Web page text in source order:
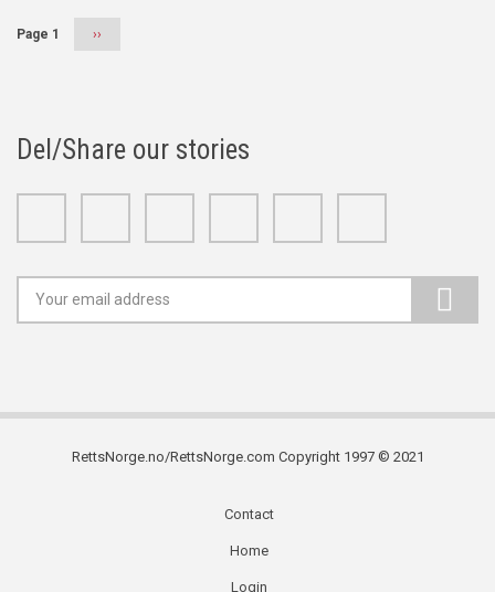
Page 1
Next
››
Del/Share our stories
RettsNorge.no/RettsNorge.com Copyright 1997 © 2021
Contact
Home
Login